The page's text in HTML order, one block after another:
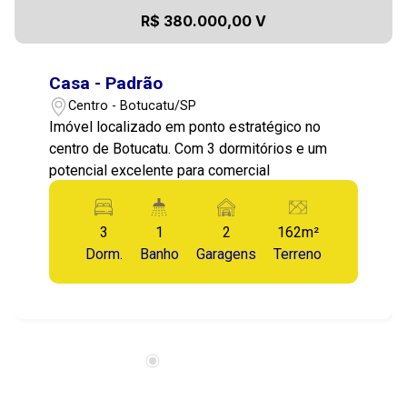
R$ 380.000,00 V
Casa - Padrão
Centro - Botucatu/SP
Imóvel localizado em ponto estratégico no
centro de Botucatu. Com 3 dormitórios e um
potencial excelente para comercial
3
Dorm.
1
Banho
2
Garagens
162m²
Terreno